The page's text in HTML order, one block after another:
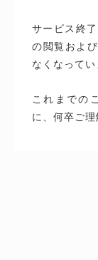
サービス終
の閲覧およ
なくなってい
これまでの
に、何卒ご